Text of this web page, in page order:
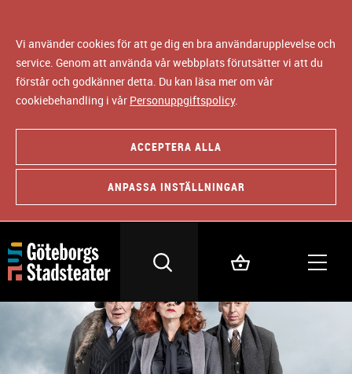
Vi använder cookies för att ge dig en bra användarupplevelse och
service. Genom att använda vår webbplats förutsätter vi att du
förstår och godkänner detta. Du kan läsa mer om vår
cookiebehandling i vår Personuppgiftspolicy.
ACCEPTERA ALLA
ANPASSA INSTÄLLNINGAR